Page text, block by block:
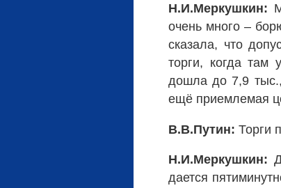
Н.И.Меркушкин:
очень много –
сказала, что
торги, когда там
дошла до 7,9
ещё приемлемая
В.В.Путин: Торги
Н.И.Меркушкин:
дается